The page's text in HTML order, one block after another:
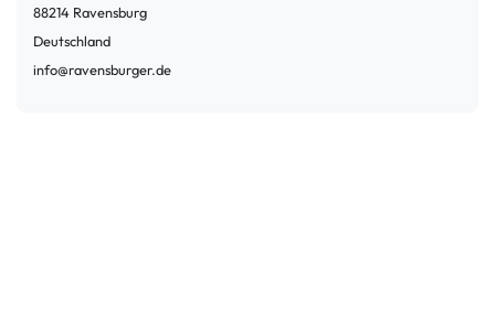
88214 Ravensburg
Deutschland
info@ravensburger.de